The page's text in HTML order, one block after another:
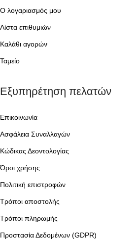
Ο λογαριασμός μου
Λίστα επιθυμιών
Καλάθι αγορών
Ταμείο
Εξυπηρέτηση πελατών
Επικοινωνία
Ασφάλεια Συναλλαγών
Κώδικας Δεοντολογίας
Όροι χρήσης
Πολιτική επιστροφών
Τρόποι αποστολής
Τρόποι πληρωμής
Προστασία Δεδομένων (GDPR)